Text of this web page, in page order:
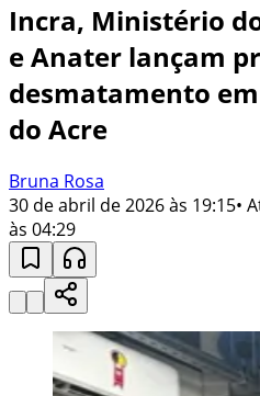
Incra, Ministério
e Anater lançam
desmatamento
do Acre
Bruna Rosa
30 de abril de 2026 às 19:15•
às 04:29